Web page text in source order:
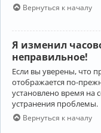
Вернуться к началу
Я изменил
неправильное!
Если вы уверены, что
отображается по-
установлено время на
устранения проблемы.
Вернуться к началу